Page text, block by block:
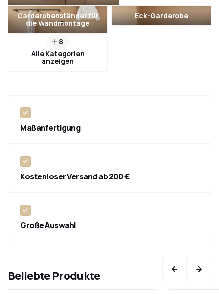
Garderobenständer für
die Wandmontage
Eck-Garderobe
8
Alle Kategorien
anzeigen
Maßanfertigung
Kostenloser Versand ab 200 €
Große Auswahl
Beliebte Produkte